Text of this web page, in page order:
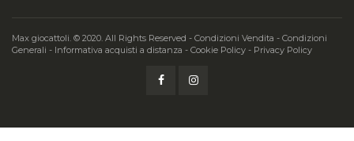
Max giocattoli. © 2020. All Rights Reserved - Condizioni Vendita - Condizioni
Generali - Informativa acquisti a distanza - Cookie Policy - Privacy Policy